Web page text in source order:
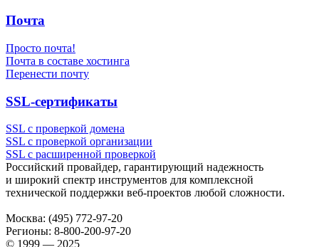
Почта
Просто почта!
Почта в составе хостинга
Перенести почту
SSL-сертификаты
SSL с проверкой домена
SSL с проверкой организации
SSL с расширенной проверкой
Российский провайдер, гарантирующий надежность
и широкий спектр инструментов для комплексной
технической поддержки веб-проектов любой сложности.
Москва: (495) 772-97-20
Регионы: 8-800-200-97-20
© 1999 — 2025